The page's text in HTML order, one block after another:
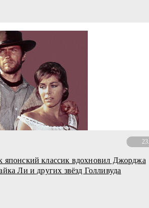
классик вдохновил Джорджа
Ли и других звёзд Голливуда